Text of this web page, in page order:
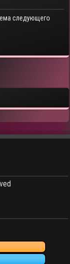
следующего